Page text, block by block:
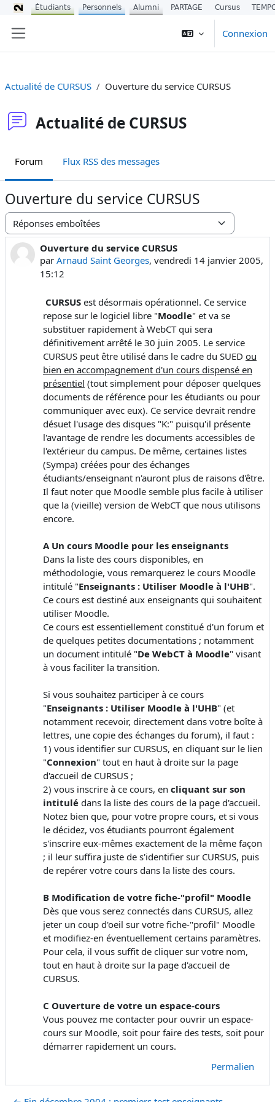
Connexion
Actualité de CURSUS Ouverture du service CURSUS
Actualité de CURSUS
Forum Flux RSS des messages
Ouverture du service CURSUS
Type d’affichage
Ouverture du service CURSUS
parArnaud Saint Georges,vendredi 14 janvier 2005,
15:12
Nombre de réponses : 0
CURSUS est désormais opérationnel. Ce service
repose sur le logiciel libre "Moodle" et va se
substituer rapidement à WebCT qui sera
définitivement arrêté le 30 juin 2005. Le service
CURSUS peut être utilisé dans le cadre du SUED ou
bien en accompagnement d'un cours dispensé en
présentiel (tout simplement pour déposer quelques
documents de référence pour les étudiants ou pour
communiquer avec eux). Ce service devrait rendre
désuet l'usage des disques "K:" puisqu'il présente
l'avantage de rendre les documents accessibles de
l'extérieur du campus. De même, certaines listes
(Sympa) créées pour des échanges
étudiants/enseignant n'auront plus de raisons d'être.
Il faut noter que Moodle semble plus facile à utiliser
que la (vieille) version de WebCT que nous utilisons
encore.
A Un cours Moodle pour les enseignants
Dans la liste des cours disponibles, en
méthodologie, vous remarquerez le cours Moodle
intitulé "Enseignants : Utiliser Moodle à l'UHB".
Ce cours est destiné aux enseignants qui souhaitent
utiliser Moodle.
Ce cours est essentiellement constitué d'un forum et
de quelques petites documentations ; notamment
un document intitulé "De WebCT à Moodle" visant
à vous faciliter la transition.
Si vous souhaitez participer à ce cours
"Enseignants : Utiliser Moodle à l'UHB" (et
notamment recevoir, directement dans votre boîte à
lettres, une copie des échanges du forum), il faut :
1) vous identifier sur CURSUS, en cliquant sur le lien
"Connexion" tout en haut à droite sur la page
d'accueil de CURSUS ;
2) vous inscrire à ce cours, en cliquant sur son
intitulé dans la liste des cours de la page d'accueil.
Notez bien que, pour votre propre cours, et si vous
le décidez, vos étudiants pourront également
s'inscrire eux-mêmes exactement de la même façon
; il leur suffira juste de s'identifier sur CURSUS, puis
de repérer votre cours dans la liste des cours.
B Modification de votre fiche-"profil" Moodle
Dès que vous serez connectés dans CURSUS, allez
jeter un coup d'oeil sur votre fiche-"profil" Moodle
et modifiez-en éventuellement certains paramètres.
Pour cela, il vous suffit de cliquer sur votre nom,
tout en haut à droite sur la page d'accueil de
CURSUS.
C Ouverture de votre un espace-cours
Vous pouvez me contacter pour ouvrir un espace-
cours sur Moodle, soit pour faire des tests, soit pour
démarrer rapidement un cours.
Permalien
Étudiants Personnels Alumni PARTAGE Cursus